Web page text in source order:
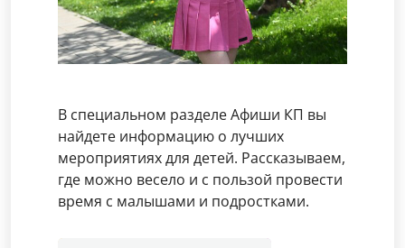
В специальном разделе Афиши КП вы
найдете информацию о лучших
мероприятиях для детей. Рассказываем,
где можно весело и с пользой провести
время с малышами и подростками.